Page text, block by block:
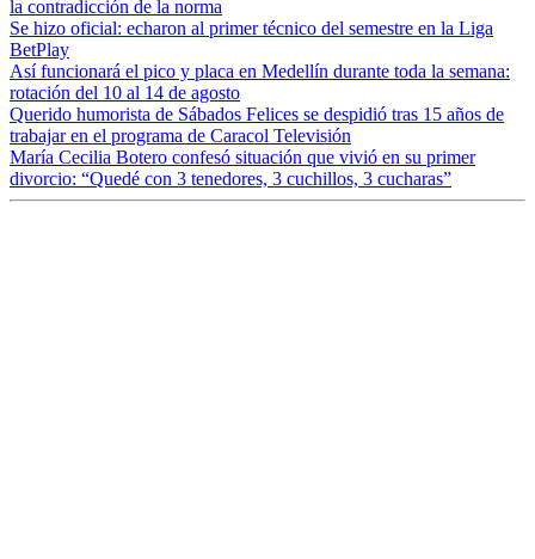
la contradicción de la norma
Se hizo oficial: echaron al primer técnico del semestre en la Liga
BetPlay
Así funcionará el pico y placa en Medellín durante toda la semana:
rotación del 10 al 14 de agosto
Querido humorista de Sábados Felices se despidió tras 15 años de
trabajar en el programa de Caracol Televisión
María Cecilia Botero confesó situación que vivió en su primer
divorcio: “Quedé con 3 tenedores, 3 cuchillos, 3 cucharas”